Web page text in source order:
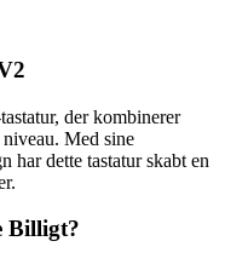
der kombinerer
Med sine
har dette tastatur skabt en
Billigt?